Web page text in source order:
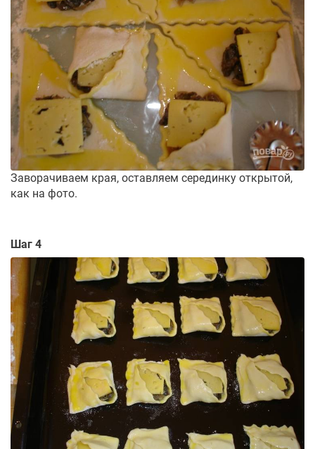
Заворачиваем края, оставляем серединку открытой,
как на фото.
Шаг 4